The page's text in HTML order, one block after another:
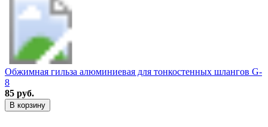
Обжимная гильза алюминиевая для тонкостенных шлангов G-
8
85 руб.
В корзину